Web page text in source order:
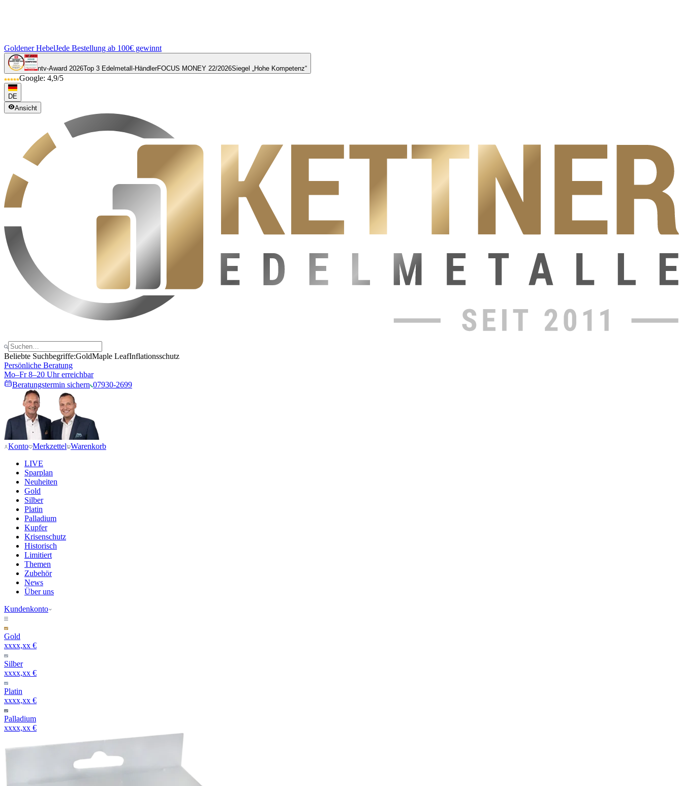
Goldener HebelJede Bestellung ab 100€ gewinnt
ntv-Award 2026Top 3 Edelmetall-HändlerFOCUS MONEY 22/2026Siegel „Hohe Kompetenz“
Google: 4,9/5
DE
Ansicht
Beliebte Suchbegriffe:GoldMaple LeafInflationsschutz
Persönliche Beratung
Mo–Fr 8–20 Uhr erreichbar
Beratungstermin sichern 07930-2699
Konto Merkzettel Warenkorb
LIVE
Sparplan
Neuheiten
Gold
Silber
Platin
Palladium
Kupfer
Krisenschutz
Historisch
Limitiert
Themen
Zubehör
News
Über uns
Kundenkonto
Gold
xxxx,xx €
Silber
xxxx,xx €
Platin
xxxx,xx €
Palladium
xxxx,xx €